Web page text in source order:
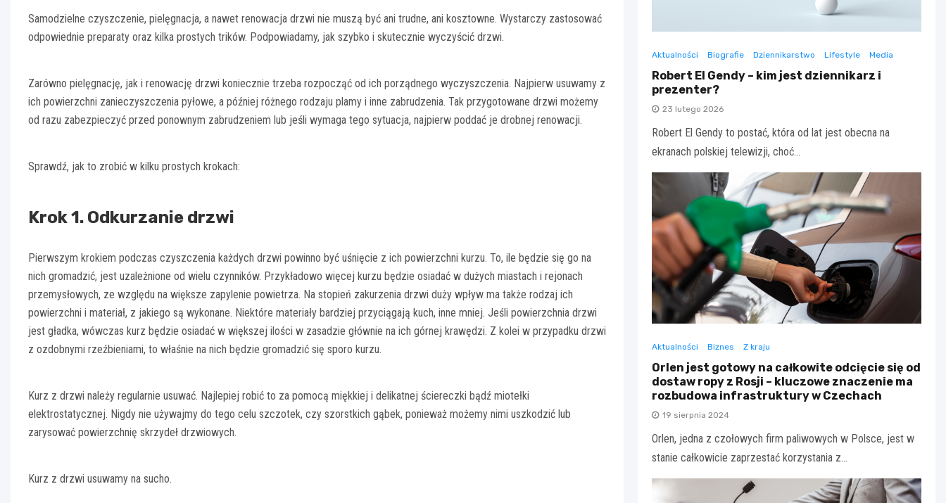
Samodzielne czyszczenie, pielęgnacja, a nawet renowacja drzwi nie muszą być ani trudne, ani kosztowne. Wystarczy zastosować
odpowiednie preparaty oraz kilka prostych trików. Podpowiadamy, jak szybko i skutecznie wyczyścić drzwi.
Zarówno pielęgnację, jak i renowację drzwi koniecznie trzeba rozpocząć od ich porządnego wyczyszczenia. Najpierw usuwamy z
ich powierzchni zanieczyszczenia pyłowe, a później różnego rodzaju plamy i inne zabrudzenia. Tak przygotowane drzwi możemy
od razu zabezpieczyć przed ponownym zabrudzeniem lub jeśli wymaga tego sytuacja, najpierw poddać je drobnej renowacji.
Sprawdź, jak to zrobić w kilku prostych krokach:
Krok 1. Odkurzanie drzwi
Pierwszym krokiem podczas czyszczenia każdych drzwi powinno być uśnięcie z ich powierzchni kurzu. To, ile będzie się go na
nich gromadzić, jest uzależnione od wielu czynników. Przykładowo więcej kurzu będzie osiadać w dużych miastach i rejonach
przemysłowych, ze względu na większe zapylenie powietrza. Na stopień zakurzenia drzwi duży wpływ ma także rodzaj ich
powierzchni i materiał, z jakiego są wykonane. Niektóre materiały bardziej przyciągają kuch, inne mniej. Jeśli powierzchnia drzwi
jest gładka, wówczas kurz będzie osiadać w większej ilości w zasadzie głównie na ich górnej krawędzi. Z kolei w przypadku drzwi
z ozdobnymi rzeźbieniami, to właśnie na nich będzie gromadzić się sporo kurzu.
Kurz z drzwi należy regularnie usuwać. Najlepiej robić to za pomocą miękkiej i delikatnej ściereczki bądź miotełki
elektrostatycznej. Nigdy nie używajmy do tego celu szczotek, czy szorstkich gąbek, ponieważ możemy nimi uszkodzić lub
zarysować powierzchnię skrzydeł drzwiowych.
Kurz z drzwi usuwamy na sucho.
Aktualności Biografie Dziennikarstwo Lifestyle Media
Robert El Gendy – kim jest dziennikarz i
prezenter?
23 lutego 2026
Robert El Gendy to postać, która od lat jest obecna na
ekranach polskiej telewizji, choć…
Aktualności Biznes Z kraju
Orlen jest gotowy na całkowite odcięcie się od
dostaw ropy z Rosji – kluczowe znaczenie ma
rozbudowa infrastruktury w Czechach
19 sierpnia 2024
Orlen, jedna z czołowych firm paliwowych w Polsce, jest w
stanie całkowicie zaprzestać korzystania z…